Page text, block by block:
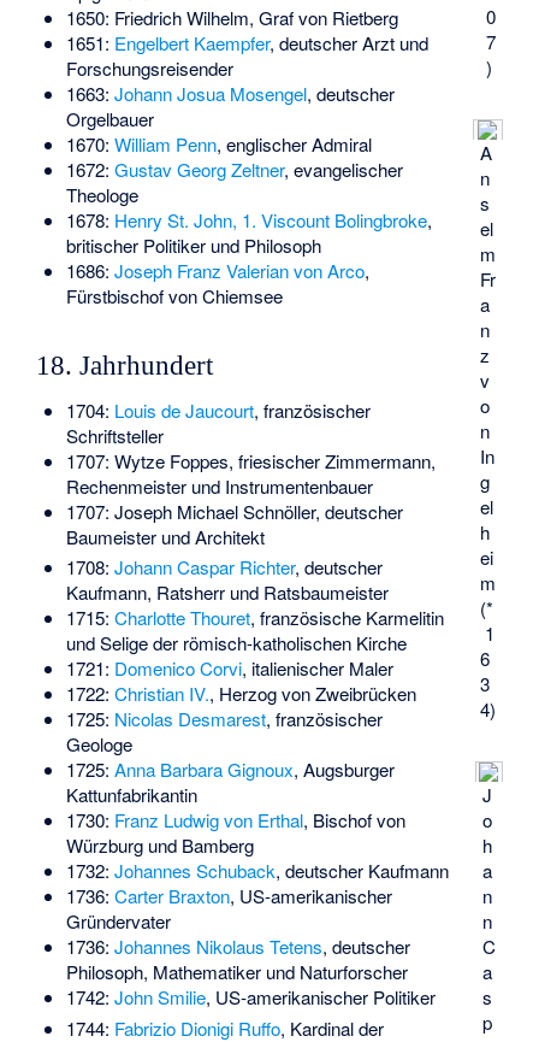
0
7
)
A
n
s
el
m
Fr
a
n
z
v
o
n
In
g
el
h
ei
m
(*
1
6
3
4)
1650: Friedrich Wilhelm, Graf von Rietberg
1651: Engelbert Kaempfer, deutscher Arzt und
Forschungsreisender
1663: Johann Josua Mosengel, deutscher
Orgelbauer
1670: William Penn, englischer Admiral
1672: Gustav Georg Zeltner, evangelischer
Theologe
1678: Henry St. John, 1. Viscount Bolingbroke,
britischer Politiker und Philosoph
1686: Joseph Franz Valerian von Arco,
Fürstbischof von Chiemsee
18. Jahrhundert
1704: Louis de Jaucourt, französischer
Schriftsteller
1707: Wytze Foppes, friesischer Zimmermann,
Rechenmeister und Instrumentenbauer
1707: Joseph Michael Schnöller, deutscher
Baumeister und Architekt
J
o
h
a
n
n
C
a
s
p
1708: Johann Caspar Richter, deutscher
Kaufmann, Ratsherr und Ratsbaumeister
1715: Charlotte Thouret, französische Karmelitin
und Selige der römisch-katholischen Kirche
1721: Domenico Corvi, italienischer Maler
1722: Christian IV., Herzog von Zweibrücken
1725: Nicolas Desmarest, französischer
Geologe
1725: Anna Barbara Gignoux, Augsburger
Kattunfabrikantin
1730: Franz Ludwig von Erthal, Bischof von
Würzburg und Bamberg
1732: Johannes Schuback, deutscher Kaufmann
1736: Carter Braxton, US-amerikanischer
Gründervater
1736: Johannes Nikolaus Tetens, deutscher
Philosoph, Mathematiker und Naturforscher
1742: John Smilie, US-amerikanischer Politiker
1744: Fabrizio Dionigi Ruffo, Kardinal der